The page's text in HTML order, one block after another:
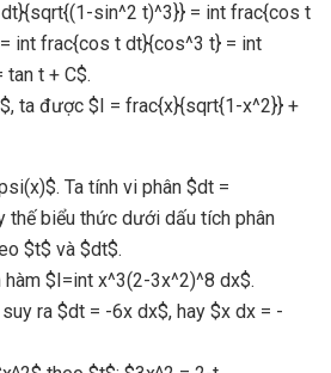
sin^2 t)^3}} = int frac{cos t
int frac{cos t dt}{cos^3 t} = int
t + C$.
ta được $I = frac{x}{sqrt{1-x^2}} +
Ta tính vi phân $dt =
thế biểu thức dưới dấu tích phân
$t$ và $dt$.
hàm $I=int x^3(2-3x^2)^8 dx$.
ra $dt = -6x dx$, hay $x dx = -